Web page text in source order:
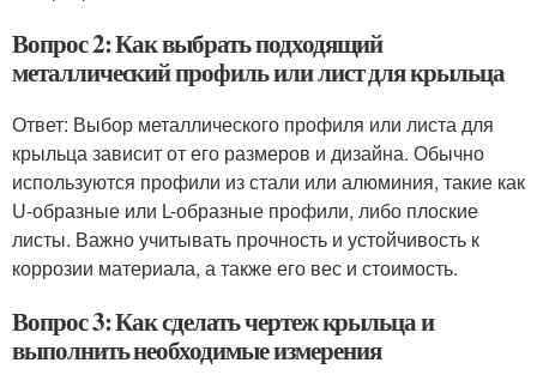
Вопрос 2: Как выбрать подходящий
металлический профиль или лист для крыльца
Ответ: Выбор металлического профиля или листа для
крыльца зависит от его размеров и дизайна. Обычно
используются профили из стали или алюминия, такие как
U-образные или L-образные профили, либо плоские
листы. Важно учитывать прочность и устойчивость к
коррозии материала, а также его вес и стоимость.
Вопрос 3: Как сделать чертеж крыльца и
выполнить необходимые измерения